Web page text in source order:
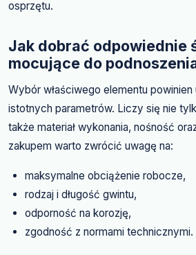
osprzętu.
Jak dobrać odpowiednie
mocujące do
Wybór właściwego elementu powinien
istotnych parametrów. Liczy się nie
także materiał wykonania, nośność
zakupem warto zwrócić uwagę na:
maksymalne obciążenie robocze,
rodzaj i długość gwintu,
odporność na korozję,
zgodność z normami technicznymi.